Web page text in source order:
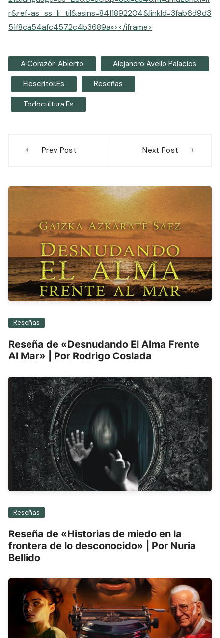
r&ref=as_ss_li_til&asins=8411892204&linkId=3fab6d9d3
51f8ca54afc4572c4b3689a»></iframe>
A Corazón Abierto Alejandro Avello Palacios
Elescritor.es Reseñas
Todocultura.es
Prev Post Next Post
Reseñas
Reseña de «Desnudando El Alma Frente
Al Mar» | Por Rodrigo Coslada
Reseñas
Reseña de «Historias de miedo en la
frontera de lo desconocido» | Por Nuria
Bellido